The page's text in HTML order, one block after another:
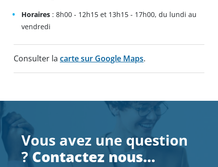
Horaires : 8h00 - 12h15 et 13h15 - 17h00, du lundi au
vendredi
Consulter la carte sur Google Maps.
Vous avez une question
?Contactez nous…